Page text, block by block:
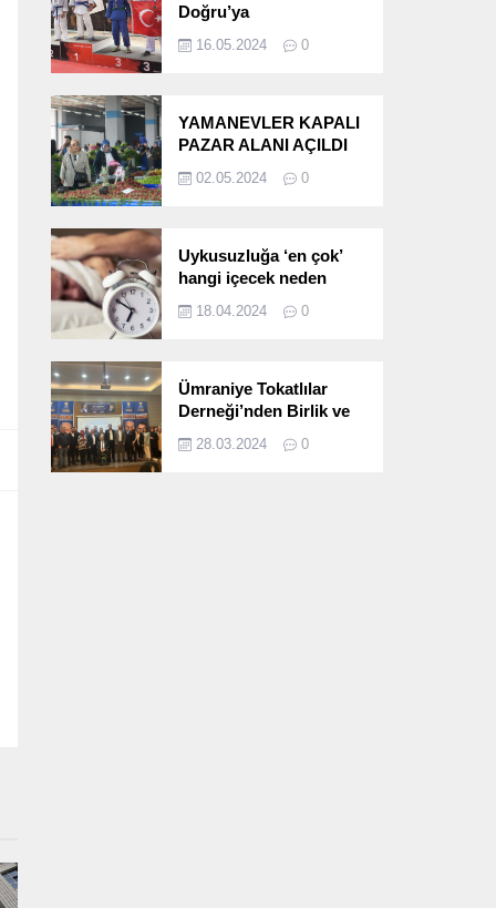
Doğru’ya
16.05.2024 0
YAMANEVLER KAPALI
PAZAR ALANI AÇILDI
02.05.2024 0
Uykusuzluğa ‘en çok’
hangi içecek neden
18.04.2024 0
Ümraniye Tokatlılar
Derneği’nden Birlik ve
Programı
28.03.2024 0